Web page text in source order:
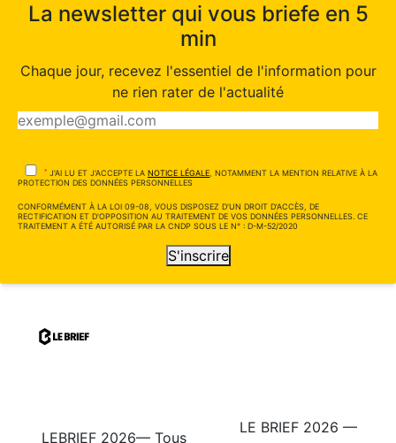
La newsletter qui vous briefe en 5
min
Chaque jour, recevez l'essentiel de l'information pour
ne rien rater de l'actualité
* J'AI LU ET J'ACCEPTE LA NOTICE LÉGALE , NOTAMMENT LA MENTION RELATIVE À LA
PROTECTION DES DONNÉES PERSONNELLES
CONFORMÉMENT À LA LOI 09-08, VOUS DISPOSEZ D'UN DROIT D'ACCÈS, DE
RECTIFICATION ET D'OPPOSITION AU TRAITEMENT DE VOS DONNÉES PERSONNELLES. CE
TRAITEMENT A ÉTÉ AUTORISÉ PAR LA CNDP SOUS LE N° : D-M-52/2020
S'inscrire
LEBRIEF 2026— Tous
LE BRIEF 2026 —